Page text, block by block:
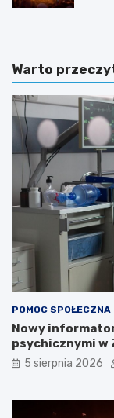
Warto
POMOC SPOŁECZNA
Nowy
psychicznymi w
5 sierpnia 2026